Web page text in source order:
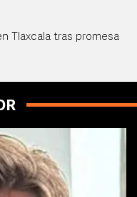
Tlaxcala tras promesa